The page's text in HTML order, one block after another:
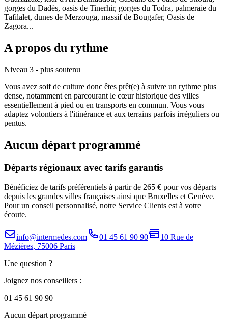
gorges du Dadès, oasis de Tinerhir, gorges du Todra, palmeraie du
Tafilalet, dunes de Merzouga, massif de Bougafer, Oasis de
Zagora...
A propos du rythme
Niveau 3 - plus soutenu
Vous avez soif de culture donc êtes prêt(e) à suivre un rythme plus
dense, notamment en parcourant le cœur historique des villes
essentiellement à pied ou en transports en commun. Vous vous
adaptez volontiers à l'itinérance et aux terrains parfois irréguliers ou
pentus.
Aucun départ programmé
Départs régionaux avec tarifs garantis
Bénéficiez de tarifs préférentiels à partir de 265 € pour vos départs
depuis les grandes villes françaises ainsi que Bruxelles et Genève.
Pour un conseil personnalisé, notre Service Clients est à votre
écoute.
info@intermedes.com 01 45 61 90 90
10 Rue de
Mézières, 75006 Paris
Une question ?
Joignez nos conseillers :
01 45 61 90 90
Aucun départ programmé